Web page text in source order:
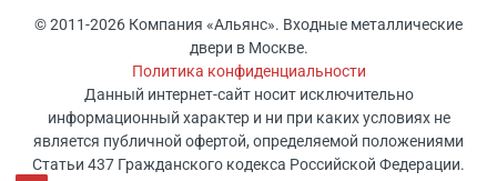
© 2011-2026 Компания «Альянс». Входные металлические
двери в Москве.
Политика конфиденциальности
Данный интернет-сайт носит исключительно
информационный характер и ни при каких условиях не
является публичной офертой, определяемой положениями
Статьи 437 Гражданского кодекса Российской Федерации.